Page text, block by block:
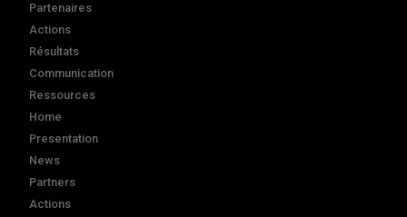
Partenaires
Actions
Résultats
Communication
Ressources
Home
Presentation
News
Partners
Actions